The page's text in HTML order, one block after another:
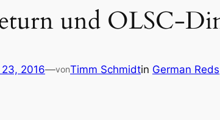
und OLSC-
2016—vonTimm Schmidtin German Reds